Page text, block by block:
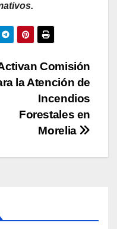
Comisión
la Atención de
Incendios
Forestales en
Morelia